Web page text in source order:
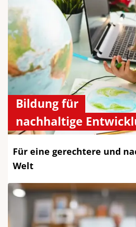
Bildung für
nachhaltige
Für eine gerechtere und
Welt